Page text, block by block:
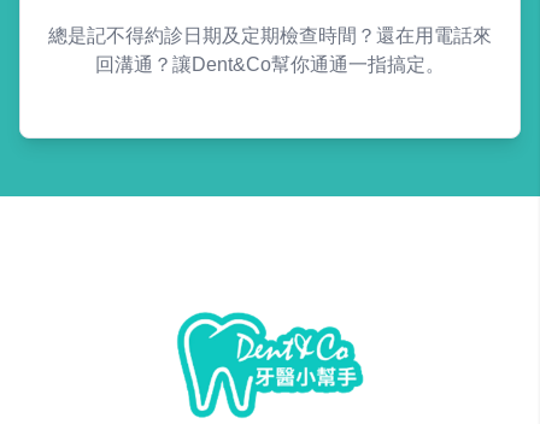
總是記不得約診日期及定期檢查時間？還在用電話來
回溝通？讓Dent&Co幫你通通一指搞定。